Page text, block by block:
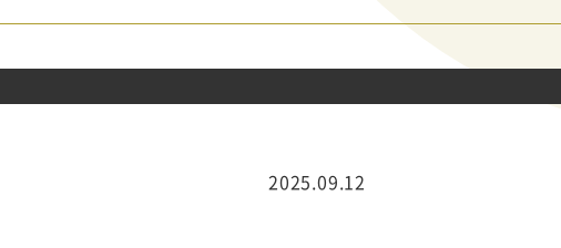
メディアプロモー
行サービス
リード醸成座談会
組織・パートナー & 法務
営業 & セールスオペ
2025.09.12